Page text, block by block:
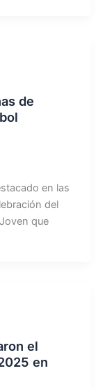
de
en las
del
que
el
en